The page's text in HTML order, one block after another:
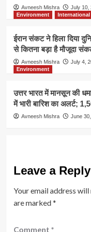
Avneesh Mishra July 10,
Environment
International
ईरान संकट ने हिला दिया
से कितना बड़ा है मौजूदा
Avneesh Mishra July 4,
Environment
उत्तर भारत में मानसून की
में भारी बारिश का अलर्ट;
Avneesh Mishra June
Leave a Reply
Your email address
are marked*
Comment *